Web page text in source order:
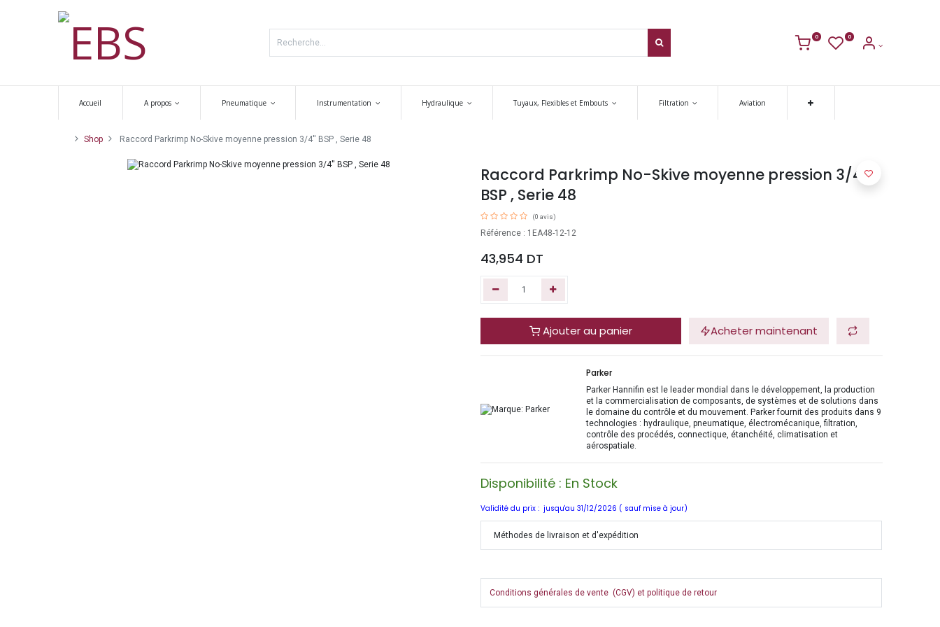
0 0
Accueil A propos Pneumatique Instrumentation Hydraulique Tuyaux, Flexibles et Embouts Filtration Aviation
Shop Raccord Parkrimp No-Skive moyenne pression 3/4'' BSP , Serie 48
Raccord Parkrimp No-Skive moyenne pression 3/4''
BSP , Serie 48
(0 avis)
Référence : 1EA48-12-12
43,954 DT
Ajouter au panier Acheter maintenant
Parker
Parker Hannifin est le leader mondial dans le développement, la production
et la commercialisation de composants, de systèmes et de solutions dans
le domaine du contrôle et du mouvement. Parker fournit des produits dans 9
technologies : hydraulique, pneumatique, électromécanique, filtration,
contrôle des procédés, connectique, étanchéité, climatisation et
aérospatiale.
Disponibilité : En Stock
Validité du prix : jusqu'au 31/12/2026 ( sauf mise à jour)
Méthodes de livraison et d'expédition
Conditions générales de vente (CGV) et politique de retour